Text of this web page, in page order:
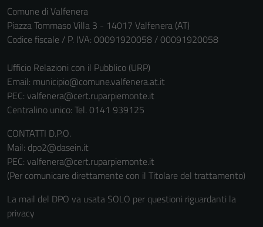
Comune di Valfenera
Piazza Tommaso Villa 3 - 14017 Valfenera (AT)
Codice fiscale / P. IVA: 00091920058 / 00091920058
Ufficio Relazioni con il Pubblico (URP)
Email: municipio@comune.valfenera.at.it
PEC: valfenera@cert.ruparpiemonte.it
Centralino unico: Tel. 0141 939125
CONTATTI D.P.O.
Mail: dpo2@dasein.it
PEC: valfenera@cert.ruparpiemonte.it
(Per comunicare direttamente con il Titolare del trattamento)
La mail del DPO va usata SOLO per questioni riguardanti la
privacy
disabilitati.
Questi cookie
personali.